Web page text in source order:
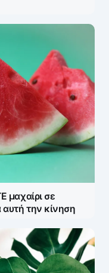
μαχαίρι σε
την κίνηση